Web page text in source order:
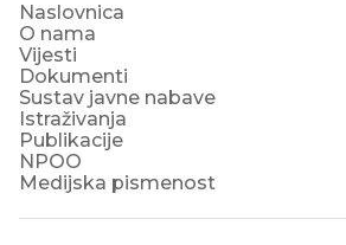
Naslovnica
O nama
Vijesti
Dokumenti
Sustav javne nabave
Istraživanja
Publikacije
NPOO
Medijska pismenost